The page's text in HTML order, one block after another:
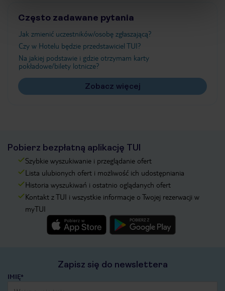
Często zadawane pytania
Jak zmienić uczestników/osobę zgłaszającą?
Czy w Hotelu będzie przedstawiciel TUI?
Na jakiej podstawie i gdzie otrzymam karty
pokładowe/bilety lotnicze?
Zobacz więcej
Pobierz bezpłatną aplikację TUI
Szybkie wyszukiwanie i przeglądanie ofert
Lista ulubionych ofert i możliwość ich udostępniania
Historia wyszukiwań i ostatnio oglądanych ofert
Kontakt z TUI i wszystkie informacje o Twojej rezerwacji w
myTUI
Zapisz się do newslettera
IMIĘ*